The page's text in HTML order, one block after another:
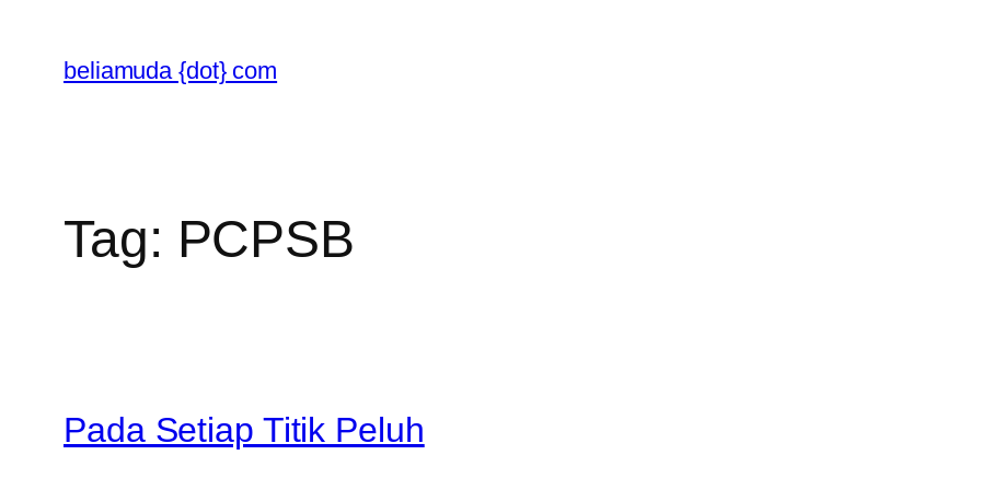
content
beliamuda {dot} com
Tag: PCPSB
Pada Setiap Titik Peluh